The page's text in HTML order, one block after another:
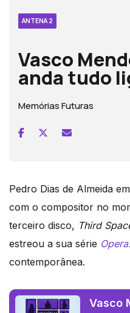
ANTENA 2
Vasco
anda tudo
Memórias Futuras
Pedro Dias de Almeida em
com o compositor no
terceiro disco, Third
estreou a sua série
contemporânea.
Vasco